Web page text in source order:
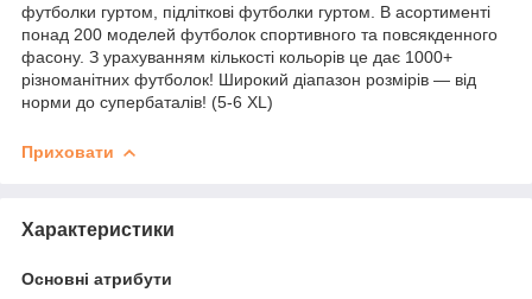
футболки гуртом, підліткові футболки гуртом. В асортименті
понад 200 моделей футболок спортивного та повсякденного
фасону. З урахуванням кількості кольорів це дає 1000+
різноманітних футболок! Широкий діапазон розмірів — від
норми до супербаталів! (5-6 XL)
Приховати
Характеристики
Основні атрибути